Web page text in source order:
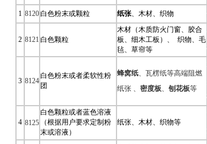
1 8120白色粉末或颗粒 纸张、木材、织物
2 8121 白色颗粒
木材（木质防火门窗、胶合
板、细木工板）、 织物、毛
毡、草帘等
3 8124
白色粉末或者柔软性粉
团
蜂窝纸、瓦楞纸等高端阻燃
纸张 、 密度板、 刨花板等
4 8125
白色颗粒或者蓝色溶液
（根据用户要求定制粉
末或溶液）
纸张、木材、织物等